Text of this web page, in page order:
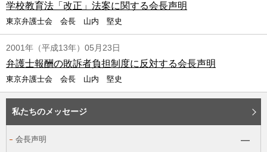
学校教育法「改正」法案に関する会長声明
東京弁護士会 会長 山内 堅史
2001年（平成13年）05月23日
弁護士報酬の敗訴者負担制度に反対する会長声明
東京弁護士会 会長 山内 堅史
私たちのメッセージ
会長声明